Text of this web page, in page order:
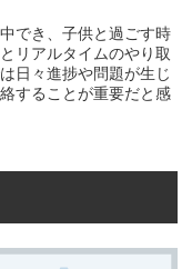
でき、子供と過ごす時
リアルタイムのやり取
日々進捗や問題が生じ
することが重要だと感